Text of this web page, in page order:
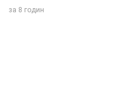
за 8 годин